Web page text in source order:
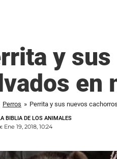
y
en
Perros » Perrita y sus nuevos
BIBLIA DE LOS ANIMALES
Ene 19, 2018, 10:24